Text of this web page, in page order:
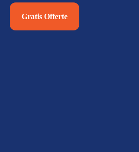
Gratis Offerte